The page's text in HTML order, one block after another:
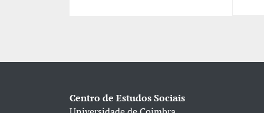
Centro de Estudos Sociais